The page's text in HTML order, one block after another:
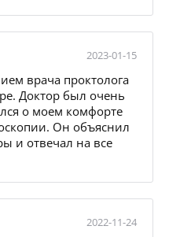
2023-01-15
врача проктолога
Доктор был очень
о моем комфорте
Он объяснил
и отвечал на все
2022-11-24